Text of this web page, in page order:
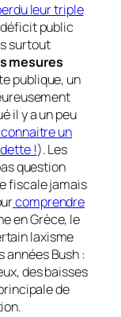
leur triple
déficit public
surtout
mesures
publique, un
il y a un peu
un
!). Les
question
fiscale jamais
comprendre
en Grèce, le
laxisme
Bush :
des baisses
de